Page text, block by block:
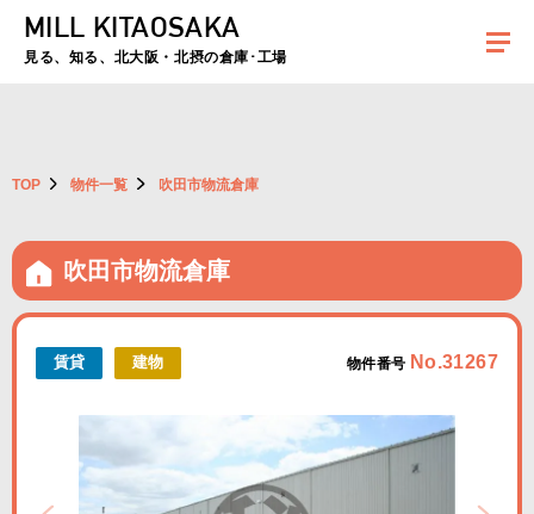
夏季休暇のお知らせ：2026年8月8日(土)～8月16日(日)まで休業とさせていた
MILL KITAOSAKA
見る、知る、北大阪・北摂の倉庫･工場
TOP 物件一覧 吹田市物流倉庫
吹田市物流倉庫
賃貸 建物 物件番号 No.31267